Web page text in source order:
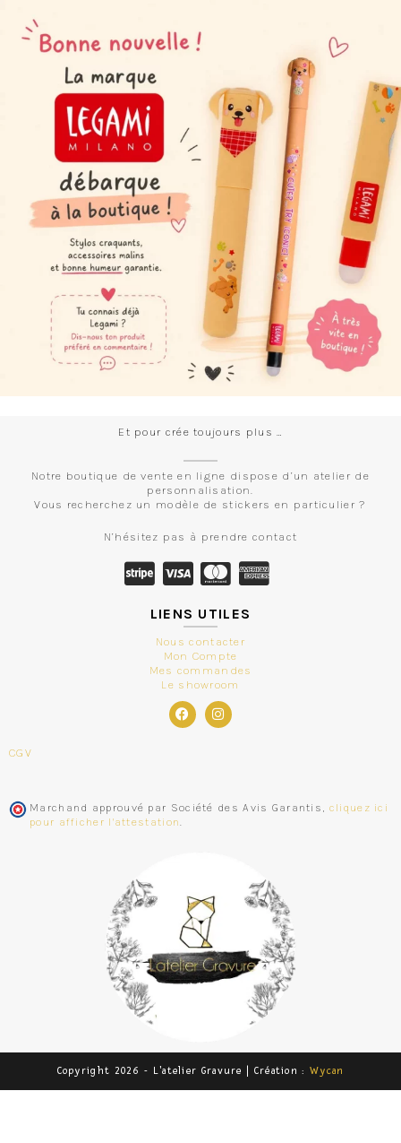
Et pour crée toujours plus …
Notre boutique de vente en ligne dispose d’un atelier de
personnalisation.
Vous recherchez un modèle de stickers en particulier ?
N’hésitez pas à prendre contact
LIENS UTILES
Nous contacter
Mon Compte
Mes commandes
Le showroom
CGV
Marchand approuvé par Société des Avis Garantis, cliquez ici
pour afficher l'attestation
Copyright 2026 - L'atelier Gravure | Création : Wycan